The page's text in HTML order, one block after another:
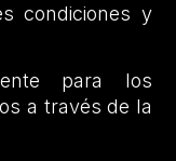
condiciones y
para los
a través de la